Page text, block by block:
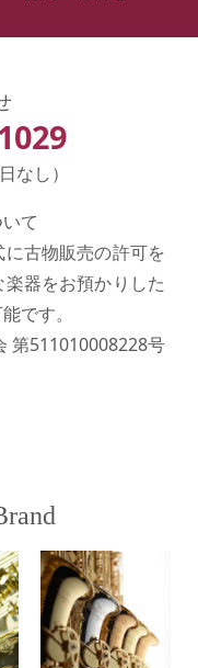
なし）
て
古物販売の許可を
器をお預かりした
です。
第511010008228号